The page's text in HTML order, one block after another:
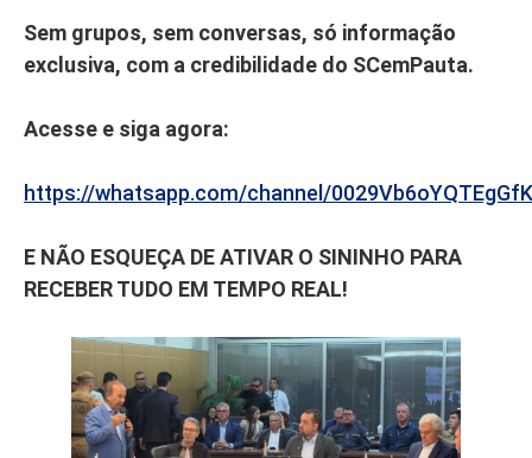
Sem grupos, sem conversas, só informação
exclusiva, com a credibilidade do SCemPauta.
Acesse e siga agora:
https://whatsapp.com/channel/
E NÃO ESQUEÇA DE ATIVAR O SININHO PARA
RECEBER TUDO EM TEMPO REAL!